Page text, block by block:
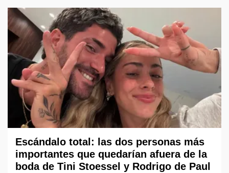
Escándalo total: las dos personas más
importantes que quedarían afuera de la
boda de Tini Stoessel y Rodrigo de Paul